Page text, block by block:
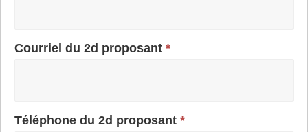
Courriel du 2d proposant *
Téléphone du 2d proposant *